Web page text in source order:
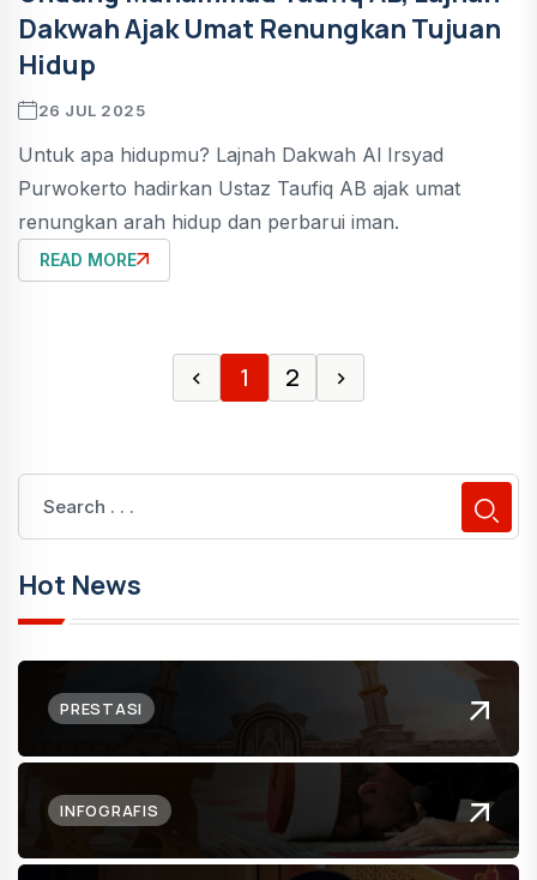
Dakwah Ajak Umat Renungkan Tujuan
Hidup
26 JUL 2025
Untuk apa hidupmu? Lajnah Dakwah Al Irsyad
Purwokerto hadirkan Ustaz Taufiq AB ajak umat
renungkan arah hidup dan perbarui iman.
READ MORE
‹ 1 2 ›
Hot News
PRESTASI
INFOGRAFIS